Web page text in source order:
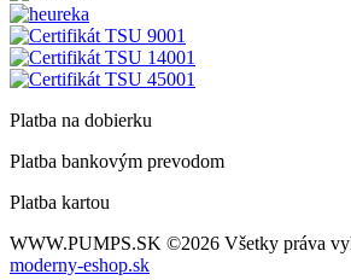
Platba na dobierku
Platba bankovým prevodom
Platba kartou
WWW.PUMPS.SK ©2026 Všetky práva
moderny-eshop.sk